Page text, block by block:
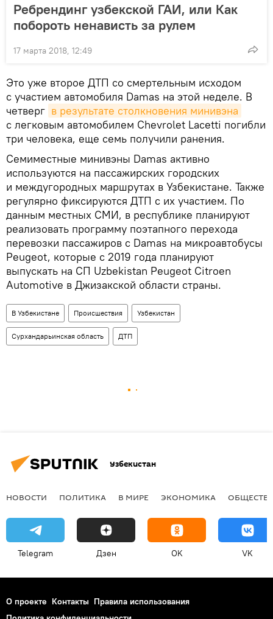
Ребрендинг узбекской ГАИ, или Как
побороть ненависть за рулем
17 марта 2018, 12:49
Это уже второе ДТП со смертельным исходом
с участием автомобиля Damas на этой неделе. В
четверг в результате столкновения минивэна
с легковым автомобилем Chevrolet Lacetti погибли
три человека, еще семь получили ранения.
Семиместные минивэны Damas активно
используются на пассажирских городских
и междугородных маршрутах в Узбекистане. Также
регулярно фиксируются ДТП с их участием. По
данным местных СМИ, в республике планируют
реализовать программу поэтапного перехода
перевозки пассажиров с Damas на микроавтобусы
Peugeot, которые с 2019 года планируют
выпускать на СП Uzbekistan Peugeot Citroen
Automotive в Джизакской области страны.
В Узбекистане Происшествия Узбекистан
Сурхандарьинская область ДТП
Узбекистан
НОВОСТИ ПОЛИТИКА В МИРЕ ЭКОНОМИКА
Telegram Дзен OK VK
О проекте Контакты Правила использования